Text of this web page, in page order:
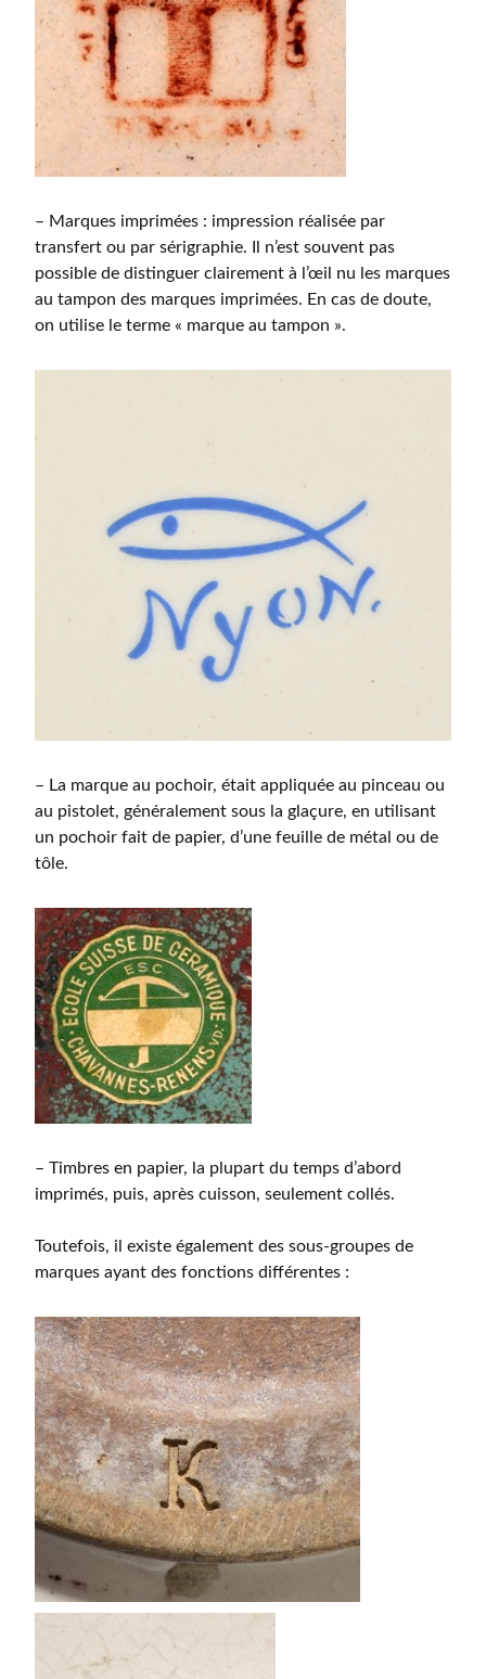
– Marques imprimées : impression réalisée par
transfert ou par sérigraphie. Il n’est souvent pas
possible de distinguer clairement à l’œil nu les marques
au tampon des marques imprimées. En cas de doute,
on utilise le terme « marque au tampon ».
– La marque au pochoir, était appliquée au pinceau ou
au pistolet, généralement sous la glaçure, en utilisant
un pochoir fait de papier, d’une feuille de métal ou de
tôle.
– Timbres en papier, la plupart du temps d’abord
imprimés, puis, après cuisson, seulement collés.
Toutefois, il existe également des sous-groupes de
marques ayant des fonctions différentes :